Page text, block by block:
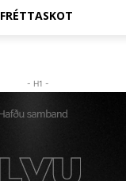
FRÉTTASKOT
- H1 -